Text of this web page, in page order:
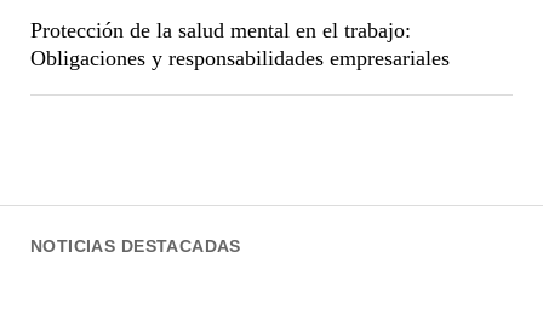
NOTICIAS DESTACADAS
Protección de la salud mental en el trabajo:
Obligaciones y responsabilidades empresariales